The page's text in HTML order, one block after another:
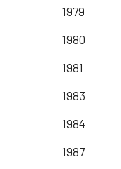
1979
1980
1981
1983
1984
1987